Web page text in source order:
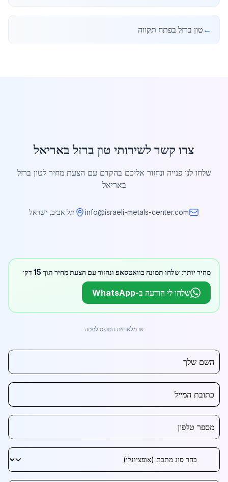
← טון ברזל בפתח תקווה
צרו קשר לשירותי טון ברזל באריאל
שלחו לנו פנייה ונחזור אליכם בהקדם עם הצעת מחיר לטון ברזל
באריאל
info@israeli-metals-center.com תל אביב, ישראל
מהיר יותר: שלחו תמונה בוואטסאפ ונחזור עם הצעת מחיר תוך 15 דק׳
שלחו לי הודעה ב-WhatsApp
או מלאו את הטופס למטה